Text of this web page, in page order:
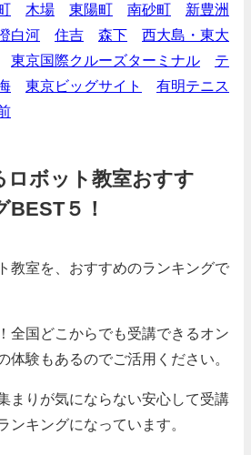
木場 東陽町 南砂町
新豊洲
白河 住吉 森下
西大島・東大
東京国際クルーズターミナル
テ
東京ビッグサイト
有明テニス
ロボット教室おすす
５！
教室を、おすすめのランキングで
全国どこからでも受講できるオン
体験もあるのでご活用ください。
まりが気にならない安心して受講
ンキングになっています。